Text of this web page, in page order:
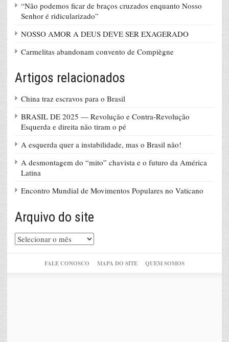
“Não podemos ficar de braços cruzados enquanto Nosso
Senhor é ridicularizado”
NOSSO AMOR A DEUS DEVE SER EXAGERADO
Carmelitas abandonam convento de Compiègne
Artigos relacionados
China traz escravos para o Brasil
BRASIL DE 2025 — Revolução e Contra-Revolução
Esquerda e direita não tiram o pé
A esquerda quer a instabilidade, mas o Brasil não!
A desmontagem do “mito” chavista e o futuro da América
Latina
Encontro Mundial de Movimentos Populares no Vaticano
Arquivo do site
Arquivo
do
FALE CONOSCO MAPA DO SITE QUEM SOMOS